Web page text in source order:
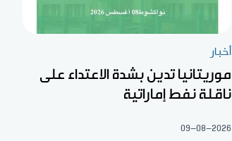
أخبار
موريتانيا تدين بشدة الاعتداء على
ناقلة نفط إماراتية
09-08-2026